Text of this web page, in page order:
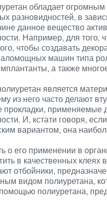
обладает
разновидностей, в
данное вещество
Например, для того,
чтобы создавать
машин типа
а также
является
из него часто делают
прокладки, применяемые
И, кстати говоря,
вариантом, она
о его применении в
в качественных клеях
отбойники,
видом полиуретана,
полиуретана,